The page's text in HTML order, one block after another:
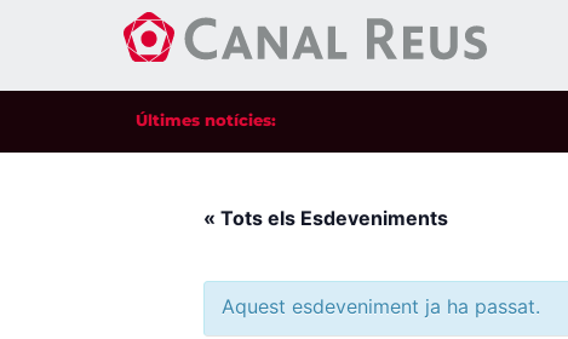
Últimes notícies:
« Tots els Esdeveniments
Aquest esdeveniment ja ha passat.